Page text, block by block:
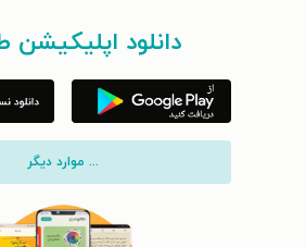
دانلود اپلیکیشن
... موارد دیگر